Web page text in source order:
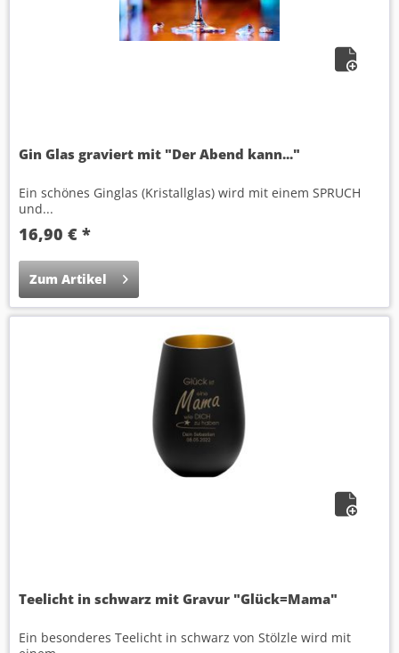
Gin Glas graviert mit "Der Abend kann..."
Ein schönes Ginglas (Kristallglas) wird mit einem SPRUCH
und...
16,90 € *
Zum Artikel
Teelicht in schwarz mit Gravur "Glück=Mama"
Ein besonderes Teelicht in schwarz von Stölzle wird mit